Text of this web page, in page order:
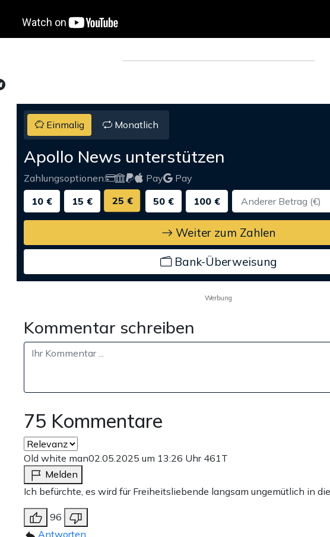
Einmalig Monatlich
Apollo News unterstützen
Zahlungsoptionen: Pay
Pay
10 €
15 € 25 € 50 € 100 €
Weiter zum Zahlen
Bank-Überweisung
Werbung
Kommentar schreiben
75 Kommentare
Old white man02.05.2025 um 13:26 Uhr 461T
Melden
Ich befürchte, es wird für Freiheitsliebende langsam ungemütlich in
96
Antworten